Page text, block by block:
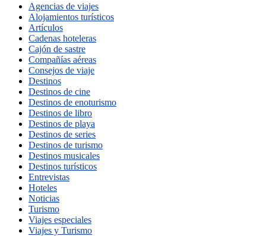
Agencias de viajes
Alojamientos turísticos
Artículos
Cadenas hoteleras
Cajón de sastre
Compañías aéreas
Consejos de viaje
Destinos
Destinos de cine
Destinos de enoturismo
Destinos de libro
Destinos de playa
Destinos de series
Destinos de turismo
Destinos musicales
Destinos turísticos
Entrevistas
Hoteles
Noticias
Turismo
Viajes especiales
Viajes y Turismo